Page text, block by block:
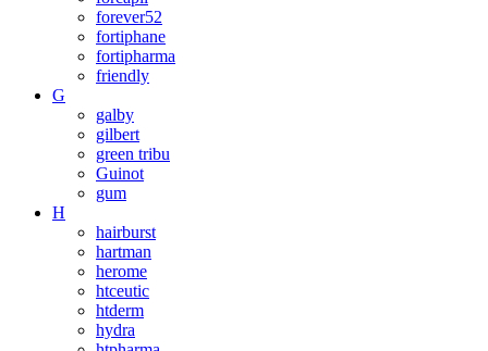
forever52
fortiphane
fortipharma
friendly
G
galby
gilbert
green tribu
Guinot
gum
H
hairburst
hartman
herome
htceutic
htderm
hydra